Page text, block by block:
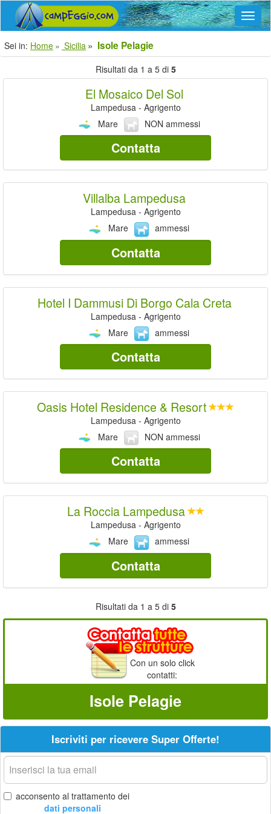
Sei in: Home Sicilia Isole Pelagie
Risultati da 1 a 5 di 5
El Mosaico Del Sol
Lampedusa - Agrigento
Mare
NON ammessi
Contatta
Villalba Lampedusa
Lampedusa - Agrigento
Mare
ammessi
Contatta
Hotel I Dammusi Di Borgo Cala Creta
Lampedusa - Agrigento
Mare
ammessi
Contatta
Oasis Hotel Residence & Resort
Lampedusa - Agrigento
Mare
NON ammessi
Contatta
La Roccia Lampedusa
Lampedusa - Agrigento
Mare
ammessi
Contatta
Risultati da 1 a 5 di 5
Con un solo click
contatti:
Isole Pelagie
Iscriviti per ricevere Super Offerte!
La
tua
email
acconsento al trattamento dei
dati personali